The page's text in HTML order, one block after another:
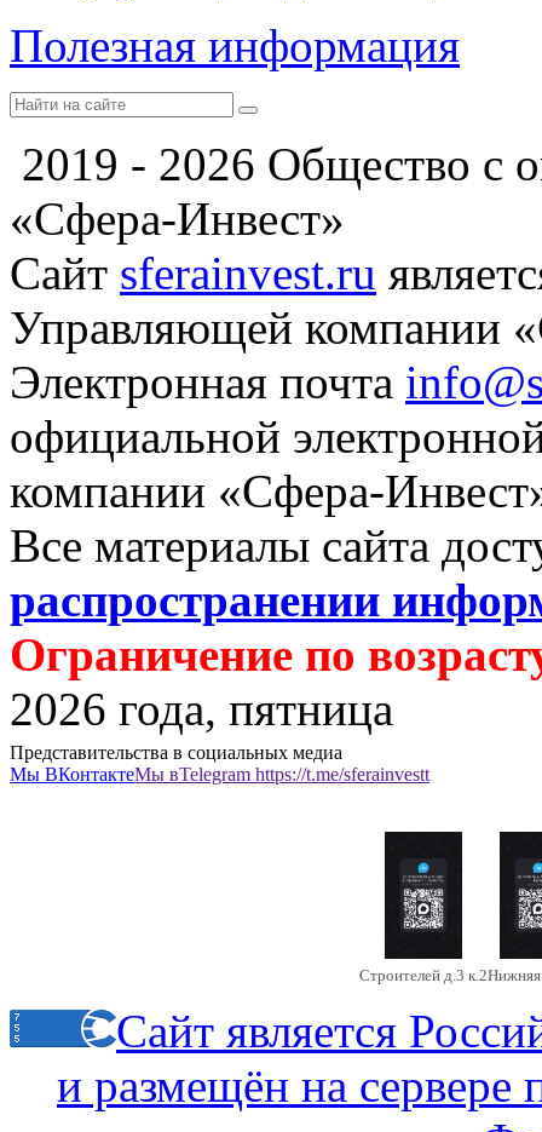
Полезная информация
2019 - 2026 Общество с
«Сфера-Инвест»
Сайт sferainvest.ru
Управляющей компании
Электронная почта
официальной
компании «Сфера-
Все материалы сайта
распространении
Ограничение по
2026 года, пятница
Представительства в социальных медиа
Мы ВКонтактеМы вTelegram https://t.me/sferainvestt
Строителей д.3 к.2Нижняя
Сайт является
и размещён на